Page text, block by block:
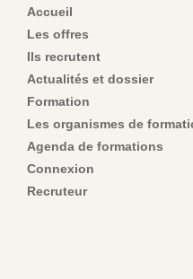
Accueil
Les offres
Ils recrutent
Actualités et dossier
Formation
Les organismes de
Agenda de formations
Connexion
Recruteur